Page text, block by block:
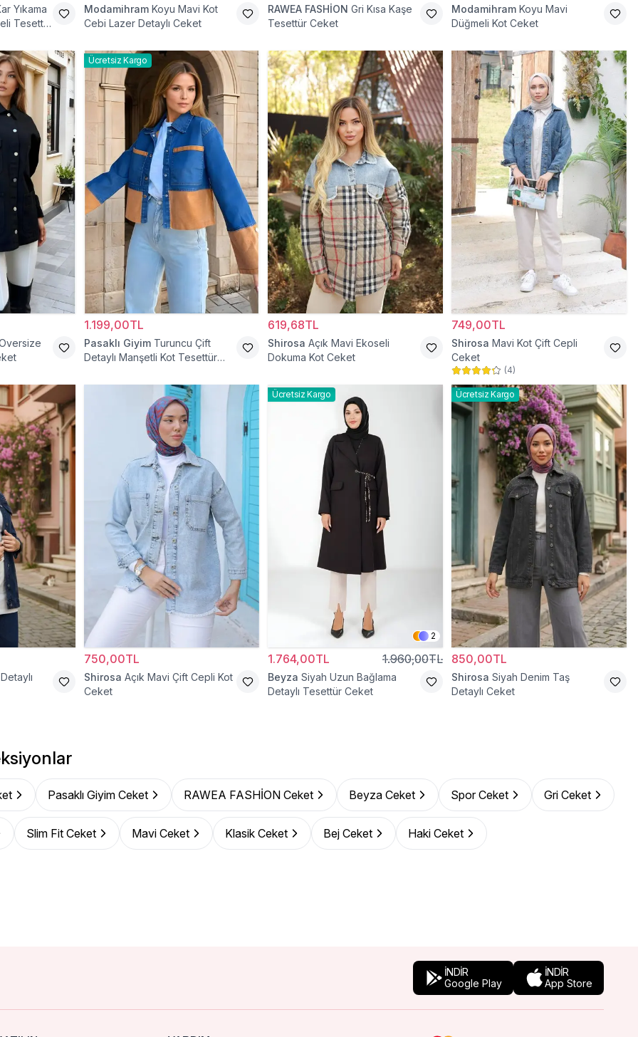
Yıkama
Tesettür
Modamihram Koyu Mavi Kot
Cebi Lazer Detaylı Ceket
RAWEA FASHİON Gri Kısa Kaşe
Tesettür Ceket
Modamihram Koyu Mavi
Düğmeli Kot Ceket
Ücretsiz Kargo
1.199,00TL
Pasaklı Giyim Turuncu Çift
Detaylı Manşetli Kot Tesettür
619,68TL
Shirosa Açık Mavi Ekoseli
Dokuma Kot Ceket
749,00TL
Shirosa Mavi Kot Çift Cepli
Ceket
(4)
750,00TL
Shirosa Açık Mavi Çift Cepli Kot
Ceket
Ücretsiz Kargo
2
1.764,00TL 1.960,00TL
Beyza Siyah Uzun Bağlama
Detaylı Tesettür Ceket
Ücretsiz Kargo
850,00TL
Shirosa Siyah Denim Taş
Detaylı Ceket
Pasaklı Giyim Ceket RAWEA FASHİON Ceket Beyza Ceket Spor Ceket Gri Ceket
Slim Fit Ceket Mavi Ceket Klasik Ceket Bej Ceket Haki Ceket
İNDİR
Google Play
İNDİR
App Store